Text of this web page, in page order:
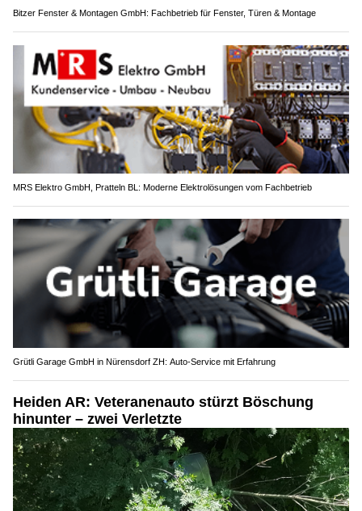
Bitzer Fenster & Montagen GmbH: Fachbetrieb für Fenster, Türen & Montage
MRS Elektro GmbH, Pratteln BL: Moderne Elektrolösungen vom Fachbetrieb
Grütli Garage GmbH in Nürensdorf ZH: Auto-Service mit Erfahrung
Heiden AR: Veteranenauto stürzt Böschung
hinunter – zwei Verletzte